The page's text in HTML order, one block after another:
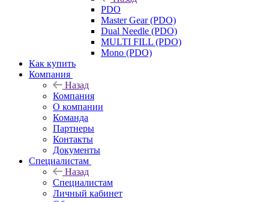
PDO
Master Gear (PDO)
Dual Needle (PDO)
MULTI FILL (PDO)
Mono (PDO)
Как купить
Компания
Назад
Компания
О компании
Команда
Партнеры
Контакты
Документы
Специалистам
Назад
Специалистам
Личный кабинет